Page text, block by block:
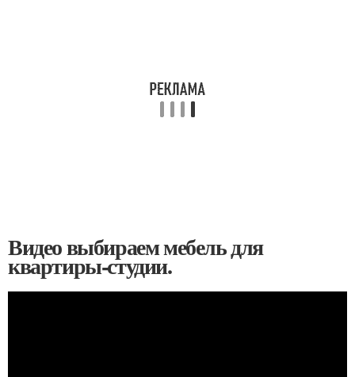
Видео выбираем мебель для
квартиры-студии.